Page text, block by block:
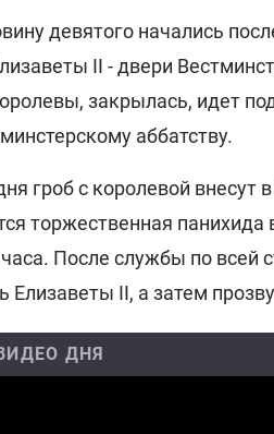
девятого начались
II - двери
закрылась, идет
аббатству.
гроб с королевой внесут
торжественная панихида
После службы по всей
Елизаветы II, а затем
ДНЯ